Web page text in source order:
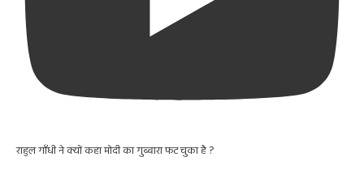
राहुल गाँधी ने क्यों कहा मोदी का गुब्बारा फट चुका है ?